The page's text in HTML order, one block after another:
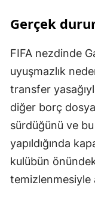
Gerçek
FIFA nezdinde
uyuşmazlık
transfer
diğer borç
sürdüğünü ve
yapıldığında
kulübün
temizlenmesiyle